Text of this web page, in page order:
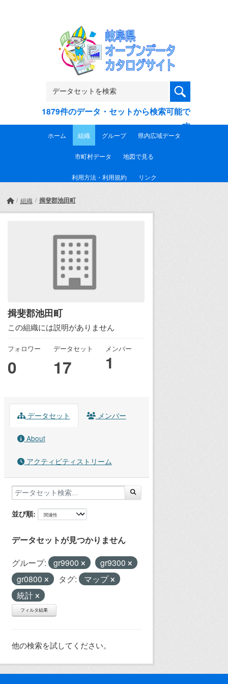
1879件のデータ・セットから検索可能で
す
ホーム 組織 グループ 県内広域データ
市町村データ 地図で見る
利用方法・利用規約 リンク
組織 揖斐郡池田町
揖斐郡池田町
この組織には説明がありません
フォロワー
0
データセット
17
メンバー
1
データセット メンバー
About
アクティビティストリーム
並び順
データセットが見つかりません
グループ: gr9900
gr9300
gr0800
タグ:
マップ
統計
フィルタ結果
他の検索を試してください。